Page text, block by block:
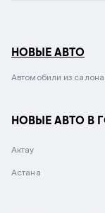
НОВЫЕ АВТО
Автомобили из
НОВЫЕ АВТО В
Актау
Астана